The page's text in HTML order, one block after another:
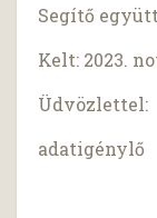
Segítő
Kelt: 2023.
Üdvözlettel:
adatigénylő